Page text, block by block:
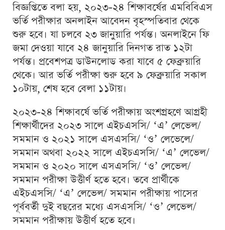
বিজ্ঞপ্তিতে বলা হয়, ২০২৩-২৪ শিক্ষাবর্ষের এমবিবিএস
ভর্তি পরীক্ষার অনলাইন আবেদন বৃহস্পতিবার থেকে
শুরু হবে। যা চলবে ২৩ জানুয়ারি পর্যন্ত। অনলাইনে ফি
জমা দেওয়া যাবে ২৪ জানুয়ারি দিনগত রাত ১২টা
পর্যন্ত। প্রবেশপত্র ডাউনলোড করা যাবে ৫ ফেব্রুয়ারি
থেকে। আর ভর্তি পরীক্ষা শুরু হবে ৯ ফেব্রুয়ারি সকাল
১০টায়, শেষ হবে বেলা ১১টায়।
২০২৩-২৪ শিক্ষাবর্ষে ভর্তি পরীক্ষায় অংশগ্রহণে আগ্রহী
শিক্ষার্থীদের ২০২৩ সালে এইচএসসি/ ‘এ’ লেভেল/
সমমান ও ২০২১ সালে এসএসসি/ ‘ও’ লেভেলে/
সমমান অথবা ২০২২ সালে এইচএসসি/ ‘এ’ লেভেল/
সমমান ও ২০২০ সালে এসএসসি/ ‘ও’ লেভেল/
সমমান পরীক্ষা উত্তীর্ণ হতে হবে। তবে প্রার্থীকে
এইচএসসি/ ‘এ’ লেভেল/ সমমান পরীক্ষায় পাসের
পূর্ববর্তী দুই বছরের মধ্যে এসএসসি/ ‘ও’ লেভেল/
সমমান পরীক্ষায় উত্তীর্ণ হতে হবে।